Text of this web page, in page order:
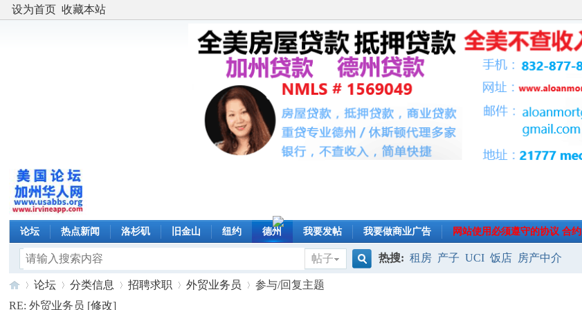
设为首页 收藏本站
论坛 热点新闻 洛杉矶 旧金山 纽约 德州 我要发帖 我要做商业广告 网站使用必须遵守的协议 合约
帖子
热搜: 租房 产子 UCI 饭店 房产中介
论坛 分类信息 招聘求职 外贸业务员
参与/回复主题
RE: 外贸业务员 [修改]